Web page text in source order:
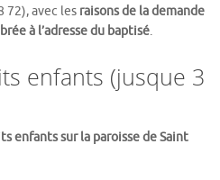
72), avec les raisons de la demande
à l’adresse du baptisé.
enfants (jusque 3
enfants sur la paroisse de Saint